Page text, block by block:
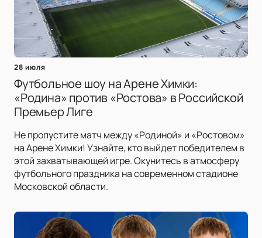
28 июля
Футбольное шоу на Арене Химки:
«Родина» против «Ростова» в Российской
Премьер Лиге
Не пропустите матч между «Родиной» и «Ростовом»
на Арене Химки! Узнайте, кто выйдет победителем в
этой захватывающей игре. Окунитесь в атмосферу
футбольного праздника на современном стадионе
Московской области.